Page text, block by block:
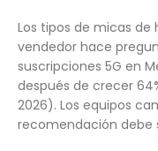
Los tipos de micas
vendedor hace
suscripciones 5G en
después de crecer
2026). Los equipos
recomendación debe